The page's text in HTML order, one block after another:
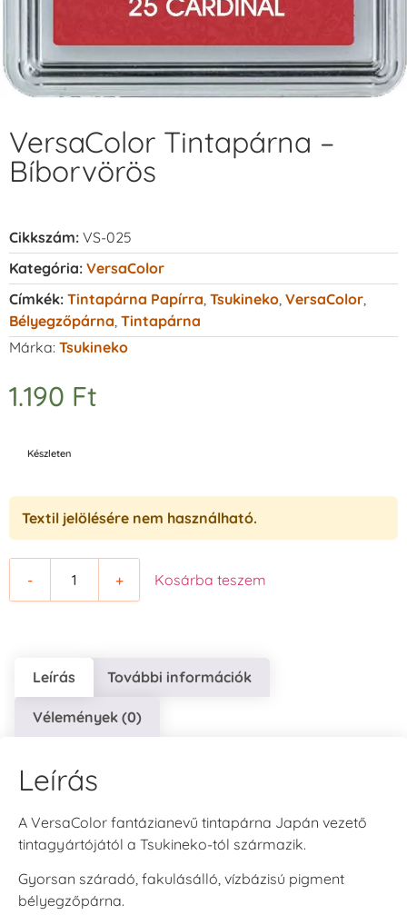
VersaColor Tintapárna –
Bíborvörös
Cikkszám: VS-025
Kategória: VersaColor
Címkék: Tintapárna Papírra, Tsukineko, VersaColor,
Bélyegzőpárna, Tintapárna
Márka: Tsukineko
1.190 Ft
Készleten
Textil jelölésére nem használható.
- + Kosárba teszem
Leírás További információk
Vélemények (0)
Leírás
A VersaColor fantázianevű tintapárna Japán vezető
tintagyártójától a Tsukineko-tól származik.
Gyorsan száradó, fakulásálló, vízbázisú pigment
bélyegzőpárna.